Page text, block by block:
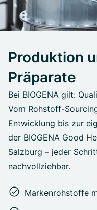
Produktion
Präparate
Bei BIOGENA gilt:
Vom Rohstoff-
Entwicklung bis zur
der BIOGENA Good
Salzburg – jeder
nachvollziehbar.
Markenrohstoffe